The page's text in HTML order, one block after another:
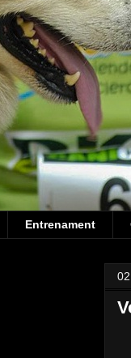
Entrenament